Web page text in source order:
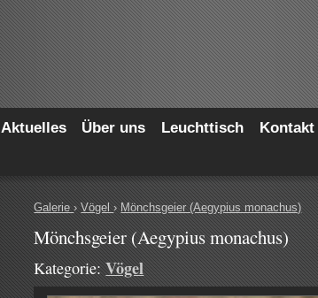
Aktuelles Über uns Leuchttisch Kontakt
Galerie›Vögel› Mönchsgeier (Aegypius monachus)
Mönchsgeier (Aegypius monachus)
Kategorie:Vögel